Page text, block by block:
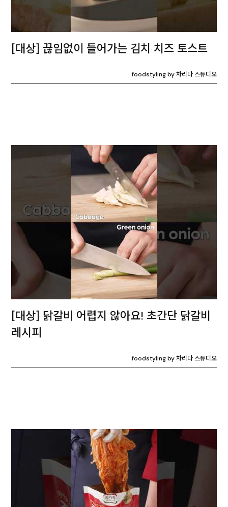
[대상] 끊임없이 들어가는 김치 치즈 토스트
foodstyling by 차리다 스튜디오
[대상] 닭갈비 어렵지 않아요! 초간단 닭갈비
레시피
foodstyling by 차리다 스튜디오